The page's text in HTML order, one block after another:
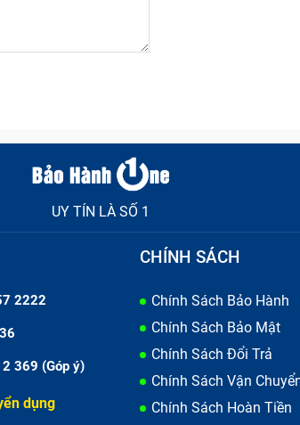
UY TÍN LÀ SỐ 1
2222
369 (Góp ý)
dụng
CHÍNH SÁCH
Chính Sách Bảo Hành
Chính Sách Bảo Mật
Chính Sách Đổi Trả
Chính Sách Vận
Chính Sách Hoàn Tiền